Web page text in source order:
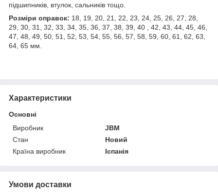
підшипників, втулок, сальників тощо.
Розміри оправок: 18, 19, 20, 21, 22, 23, 24, 25, 26, 27, 28,
29, 30, 31, 32, 33, 34, 35, 36, 37, 38, 39, 40 , 42, 43, 44, 45, 46,
47, 48, 49, 50, 51, 52, 53, 54, 55, 56, 57, 58, 59, 60, 61, 62, 63,
64, 65 мм.
Характеристики
Основні
Виробник
JBM
Стан
Новий
Країна виробник
Іспанія
Умови доставки